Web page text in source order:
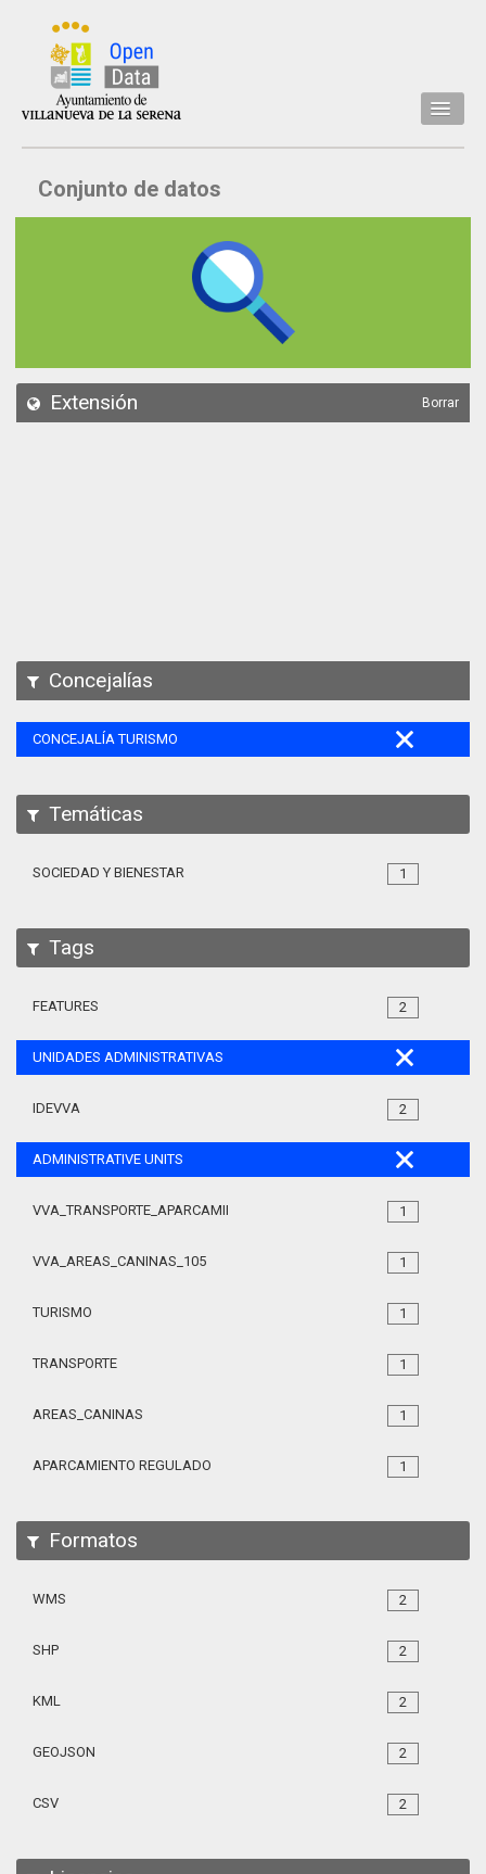
Inicio
Datos
API
Conjunto de datos
Extensión Borrar
Concejalías
CONCEJALÍA TURISMO
Temáticas
1
SOCIEDAD Y BIENESTAR
Tags
2
FEATURES
UNIDADES ADMINISTRATIVAS
2
IDEVVA
ADMINISTRATIVE UNITS
1
VVA_TRANSPORTE_APARCAMIENTO_REGULADO_105
1
VVA_AREAS_CANINAS_105
1
TURISMO
1
TRANSPORTE
1
AREAS_CANINAS
1
APARCAMIENTO REGULADO
Formatos
2
WMS
2
SHP
2
KML
2
GEOJSON
2
CSV